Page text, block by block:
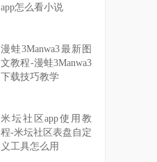
app怎么看小说
漫蛙3Manwa3最新图
文教程-漫蛙3Manwa3
下载技巧教学
米坛社区app使用教
程-米坛社区表盘自定
义工具怎么用